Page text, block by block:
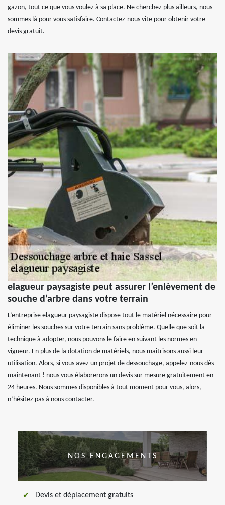
gazon, tout ce que vous voulez à sa place. Ne cherchez plus ailleurs, nous
sommes là pour vous satisfaire. Contactez-nous vite pour obtenir votre
devis gratuit.
elagueur paysagiste peut assurer l’enlèvement de
souche d’arbre dans votre terrain
L’entreprise elagueur paysagiste dispose tout le matériel nécessaire pour
éliminer les souches sur votre terrain sans problème. Quelle que soit la
technique à adopter, nous pouvons le faire en suivant les normes en
vigueur. En plus de la dotation de matériels, nous maitrisons aussi leur
utilisation. Alors, si vous avez un projet de dessouchage, appelez-nous dès
maintenant ! nous vous élaborerons un devis sur mesure gratuitement en
24 heures. Nous sommes disponibles à tout moment pour vous, alors,
n’hésitez pas à nous contacter.
NOS ENGAGEMENTS
Devis et déplacement gratuits